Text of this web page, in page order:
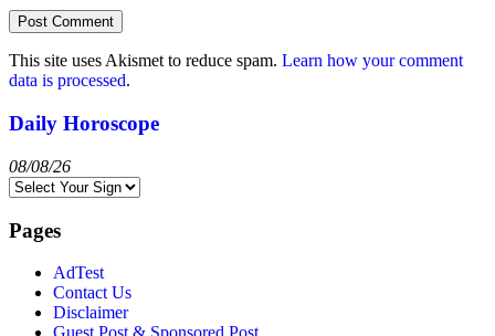
This site uses Akismet to reduce spam. Learn how your comment
data is processed.
Daily Horoscope
08/08/26
Pages
AdTest
Contact Us
Disclaimer